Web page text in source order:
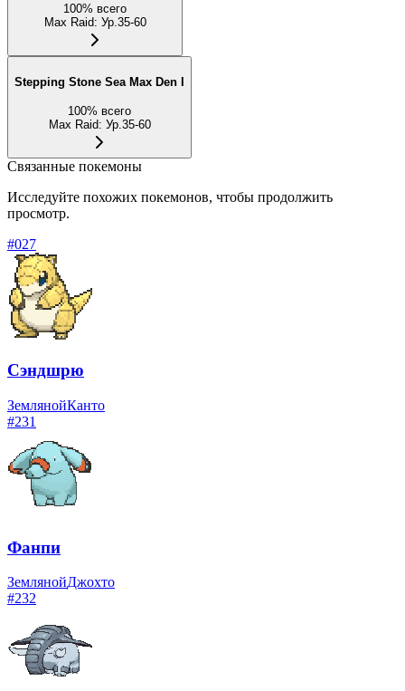
100% всего
Max Raid: Ур.35-60
Stepping Stone Sea Max Den I
100% всего
Max Raid: Ур.35-60
Связанные покемоны
Исследуйте похожих покемонов, чтобы продолжить
просмотр.
#027
Сэндшрю
ЗемлянойКанто
#231
Фанпи
ЗемлянойДжохто
#232